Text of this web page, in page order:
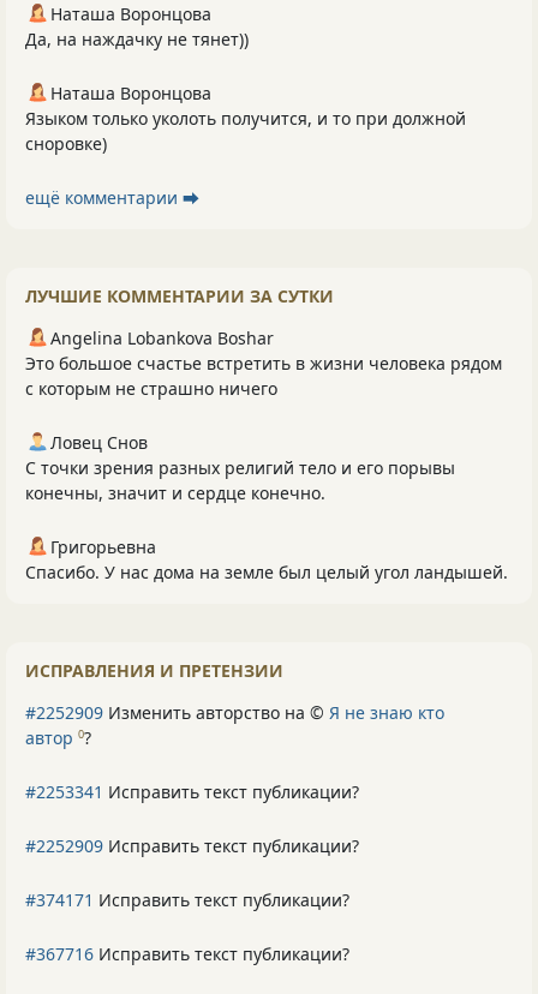
Наташа Воронцова
Да, на наждачку не тянет))
Наташа Воронцова
Языком только уколоть получится, и то при должной
сноровке)
ещё комментарии ⮕
ЛУЧШИЕ КОММЕНТАРИИ ЗА СУТКИ
Angelina Lobankova Boshar
Это большое счастье встретить в жизни человека рядом
с которым не страшно ничего
Ловец Снов
С точки зрения разных религий тело и его порывы
конечны, значит и сердце конечно.
Григорьевна
Спасибо. У нас дома на земле был целый угол ландышей.
ИСПРАВЛЕНИЯ И ПРЕТЕНЗИИ
#2252909 Изменить авторство на © Я не знаю кто
автор 0?
#2253341 Исправить текст публикации?
#2252909 Исправить текст публикации?
#374171 Исправить текст публикации?
#367716 Исправить текст публикации?